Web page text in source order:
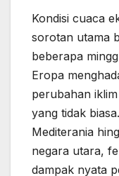
Kondisi cuaca
sorotan utama
beberapa
Eropa
perubahan
yang tidak
Mediterania
negara utara,
dampak nyata